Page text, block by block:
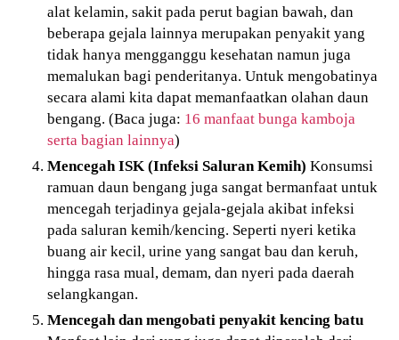
alat kelamin, sakit pada perut bagian bawah, dan
beberapa gejala lainnya merupakan penyakit yang
tidak hanya mengganggu kesehatan namun juga
memalukan bagi penderitanya. Untuk mengobatinya
secara alami kita dapat memanfaatkan olahan daun
bengang. (Baca juga: 16 manfaat bunga kamboja
serta bagian lainnya)
Mencegah ISK (Infeksi Saluran Kemih) Konsumsi
ramuan daun bengang juga sangat bermanfaat untuk
mencegah terjadinya gejala-gejala akibat infeksi
pada saluran kemih/kencing. Seperti nyeri ketika
buang air kecil, urine yang sangat bau dan keruh,
hingga rasa mual, demam, dan nyeri pada daerah
selangkangan.
Mencegah dan mengobati penyakit kencing batu